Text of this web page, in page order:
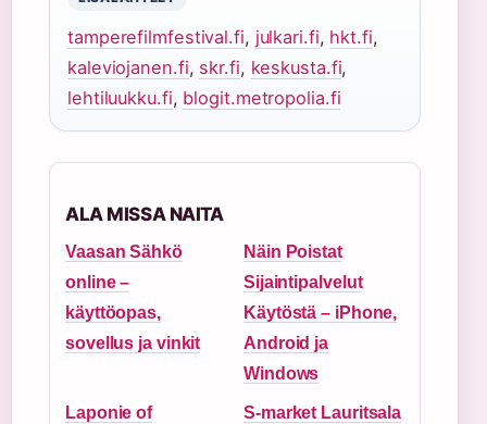
tamperefilmfestival.fi, julkari.fi, hkt.fi,
kaleviojanen.fi, skr.fi, keskusta.fi,
lehtiluukku.fi, blogit.metropolia.fi
ALA MISSA NAITA
Vaasan Sähkö
online –
käyttöopas,
sovellus ja vinkit
Näin Poistat
Sijaintipalvelut
Käytöstä – iPhone,
Android ja
Windows
Laponie of
S-market Lauritsala